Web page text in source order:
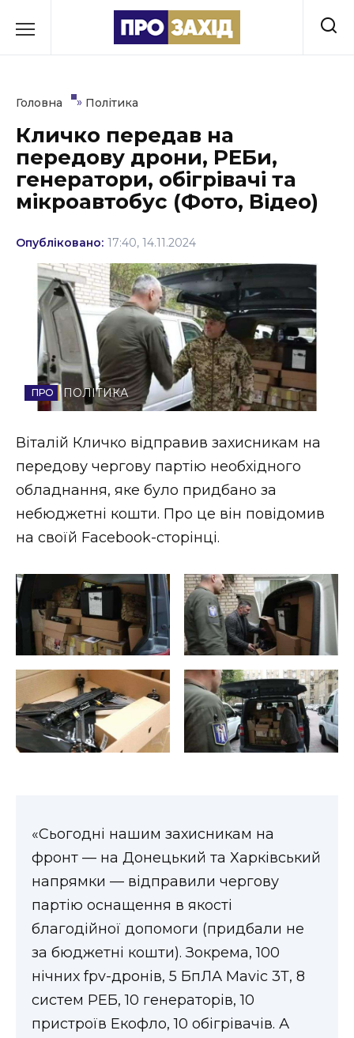
до
Культура
Освіта
Політика
Соціум
Спорт
Стиль життя
Втрачений Ужгород
Втрачений Ужгород (відеоверсія)
ЗАКАРПАТСЬКІ НОВИНИ
НОВИНИ ЗАХІДНОЇ УКРАЇНИ
ФОТО
ВІДЕО
Головна » Політика
Кличко передав на
передову дрони, РЕБи,
генератори, обігрівачі та
мікроавтобус (Фото, Відео)
Опубліковано: 17:40, 14.11.2024
ПОЛІТИКА
Віталій Кличко відправив захисникам на
передову чергову партію необхідного
обладнання, яке було придбано за
небюджетні кошти. Про це він повідомив
на своїй Facebook-сторінці.
«Сьогодні нашим захисникам на
фронт — на Донецький та Харківський
напрямки — відправили чергову
партію оснащення в якості
благодійної допомоги (придбали не
за бюджетні кошти). Зокрема, 100
нічних fpv-дронів, 5 БпЛА Mavic 3Т, 8
систем РЕБ, 10 генераторів, 10
пристроїв Екофло, 10 обігрівачів. А